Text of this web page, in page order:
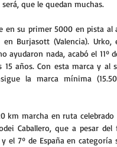
que le quedan muchas.
en su primer 5000 en pista al
Burjasott (Valencia).
nada, acabó el 11º
15 años. Con esta marca y
la marca mínima
km marcha en ruta
Caballero, que a pesar
el 7º de España en